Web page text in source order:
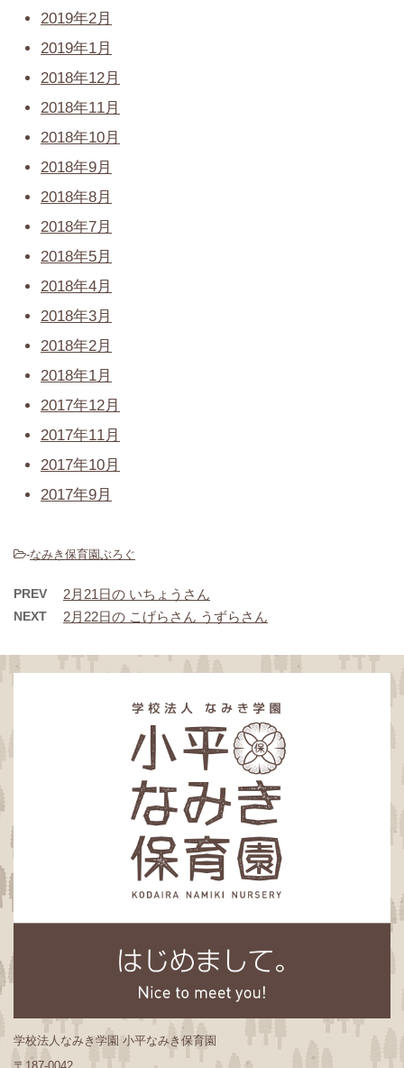
2019年2月
2019年1月
2018年12月
2018年11月
2018年10月
2018年9月
2018年8月
2018年7月
2018年5月
2018年4月
2018年3月
2018年2月
2018年1月
2017年12月
2017年11月
2017年10月
2017年9月
-なみき保育園ぶろぐ
PREV 2月21日の いちょうさん
NEXT 2月22日の こげらさん うずらさん
学校法人なみき学園 小平なみき保育園